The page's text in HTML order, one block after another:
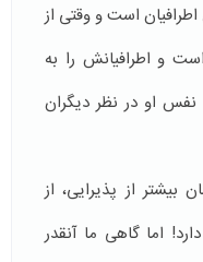
است و وقتی از
و اطرافیانش را به
نفس او در نظر دیگران
از پذیرایی، از
اما گاهی ما آنقدر